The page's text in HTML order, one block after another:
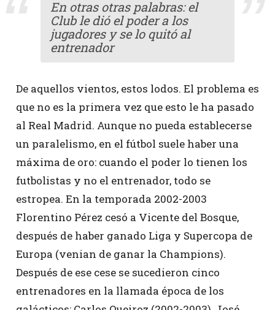
En otras otras palabras: el
Club le dió el poder a los
jugadores y se lo quitó al
entrenador
De aquellos vientos, estos lodos. El problema es
que no es la primera vez que esto le ha pasado
al Real Madrid. Aunque no pueda establecerse
un paralelismo, en el fútbol suele haber una
máxima de oro: cuando el poder lo tienen los
futbolistas y no el entrenador, todo se
estropea. En la temporada 2002-2003
Florentino Pérez cesó a Vicente del Bosque,
después de haber ganado Liga y Supercopa de
Europa (venian de ganar la Champions).
Después de ese cese se sucedieron cinco
entrenadores en la llamada época de los